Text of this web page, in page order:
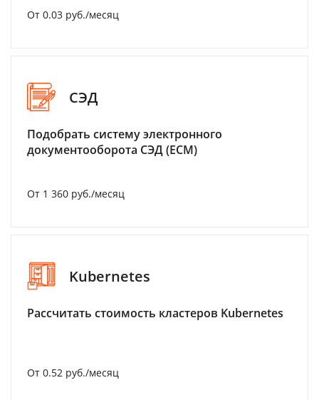
От 0.03 руб./месяц
СЭД
Подобрать систему электронного
документооборота СЭД (ECM)
От 1 360 руб./месяц
Kubernetes
Рассчитать стоимость кластеров Kubernetes
От 0.52 руб./месяц